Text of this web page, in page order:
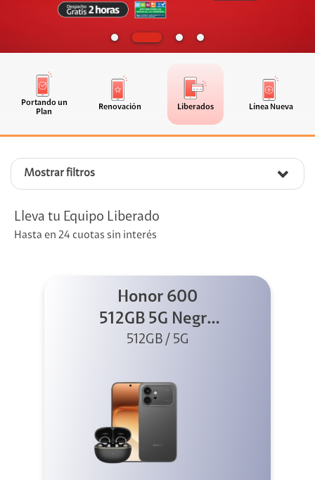
Portando un
Plan
Renovación Liberados Línea Nueva
Mostrar filtros
Lleva tu Equipo Liberado
Hasta en 24 cuotas sin interés
Honor 600
512GB 5G Negro
+ Clip 2
512GB / 5G